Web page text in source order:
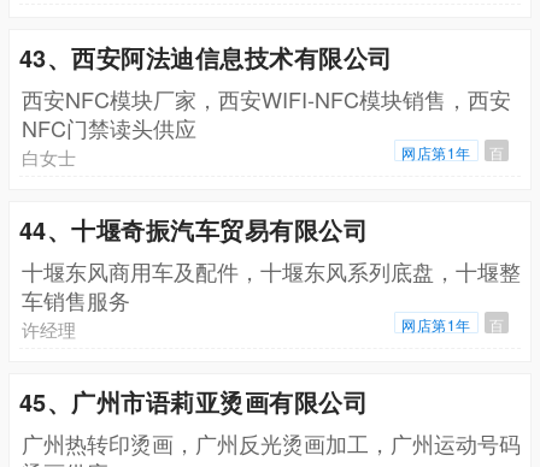
43、西安阿法迪信息技术有限公司
西安NFC模块厂家，西安WIFI-NFC模块销售，西安
NFC门禁读头供应
白女士 网店第1年 百
44、十堰奇振汽车贸易有限公司
十堰东风商用车及配件，十堰东风系列底盘，十堰整
车销售服务
许经理 网店第1年 百
45、广州市语莉亚烫画有限公司
广州热转印烫画，广州反光烫画加工，广州运动号码